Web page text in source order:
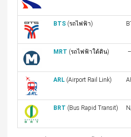
BTS (รถไฟฟ้า)
MRT (รถไฟฟ้าใต้ดิน) –
ARL (Airport Rail Link)
BRT (Bus Rapid Transit)